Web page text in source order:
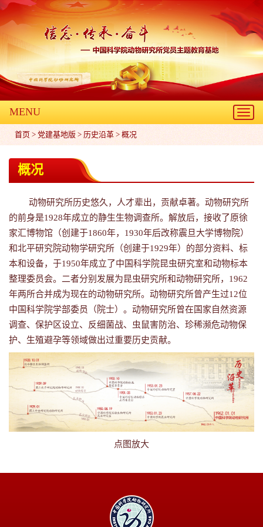
MENU
首页 > 党建基地版 > 历史沿革 > 概况
概况
动物研究所历史悠久，人才辈出，贡献卓著。动物研究所
的前身是1928年成立的静生生物调查所。解放后，接收了原徐
家汇博物馆（创建于1860年，1930年后改称震旦大学博物院）
和北平研究院动物学研究所（创建于1929年）的部分资料、标
本和设备，于1950年成立了中国科学院昆虫研究室和动物标本
整理委员会。二者分别发展为昆虫研究所和动物研究所，1962
年两所合并成为现在的动物研究所。动物研究所曾产生过12位
中国科学院学部委员（院士）。动物研究所曾在国家自然资源
调查、保护区设立、反细菌战、虫鼠害防治、珍稀濒危动物保
护、生殖避孕等领域做出过重要历史贡献。
点图放大